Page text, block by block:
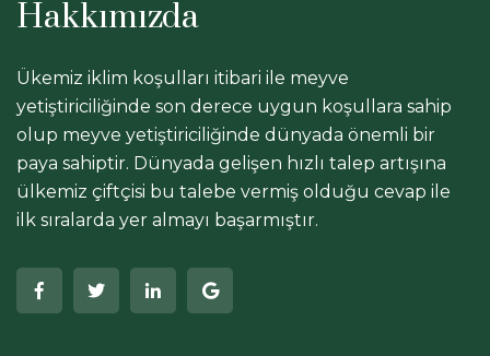
Hakkımızda
Ükemiz iklim koşulları itibari ile meyve
yetiştiriciliğinde son derece uygun koşullara sahip
olup meyve yetiştiriciliğinde dünyada önemli bir
paya sahiptir. Dünyada gelişen hızlı talep artışına
ülkemiz çiftçisi bu talebe vermiş olduğu cevap ile
ilk sıralarda yer almayı başarmıştır.